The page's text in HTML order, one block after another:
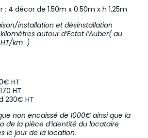
4 décor de 1.50m x 0.50m x h 1,25m
installation et désinstallation
autour d’Ectot l’Auber( au
km ​)
HT
HT
230€ HT
non encaissé de 1000€ ainsi que la
de la pièce d’identité du locataire
le jour de la location.